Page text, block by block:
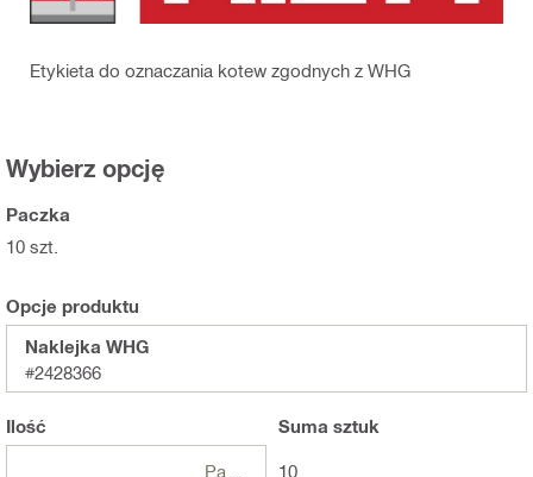
Etykieta do oznaczania kotew zgodnych z WHG
Wybierz opcję
Paczka
10 szt.
Opcje produktu
Naklejka WHG
#2428366
Ilość Suma sztuk
10